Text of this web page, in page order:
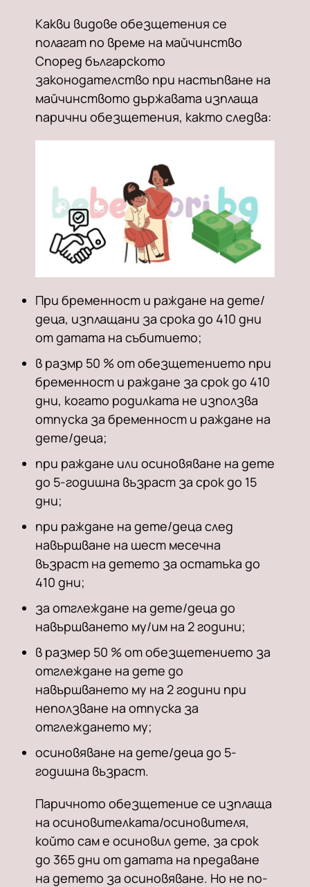
Какви видове обезщетения се
полагат по време на майчинство
Според българското
законодателство при настъпване на
майчинството държавата изплаща
парични обезщетения, както следва:
При бременност и раждане на дете/
деца, изплащани за срока до 410 дни
от датата на събитието;
в размр 50 % от обезщетението при
бременност и раждане за срок до 410
дни, когато родилката не използва
отпуска за бременност и раждане на
дете/деца;
при раждане или осиновяване на дете
до 5-годишна възраст за срок до 15
дни;
при раждане на дете/деца след
навършване на шест месечна
възраст на детето за остатъка до
410 дни;
за отглеждане на дете/деца до
навършването му/им на 2 години;
в размер 50 % от обезщетението за
отглеждане на дете до
навършването му на 2 години при
неползване на отпуска за
отглеждането му;
осиновяване на дете/деца до 5-
годишна възраст.
Паричното обезщетение се изплаща
на осиновителката/осиновителя,
който сам е осиновил дете, за срок
до 365 дни от датата на предаване
на детето за осиновяване. Но не по-